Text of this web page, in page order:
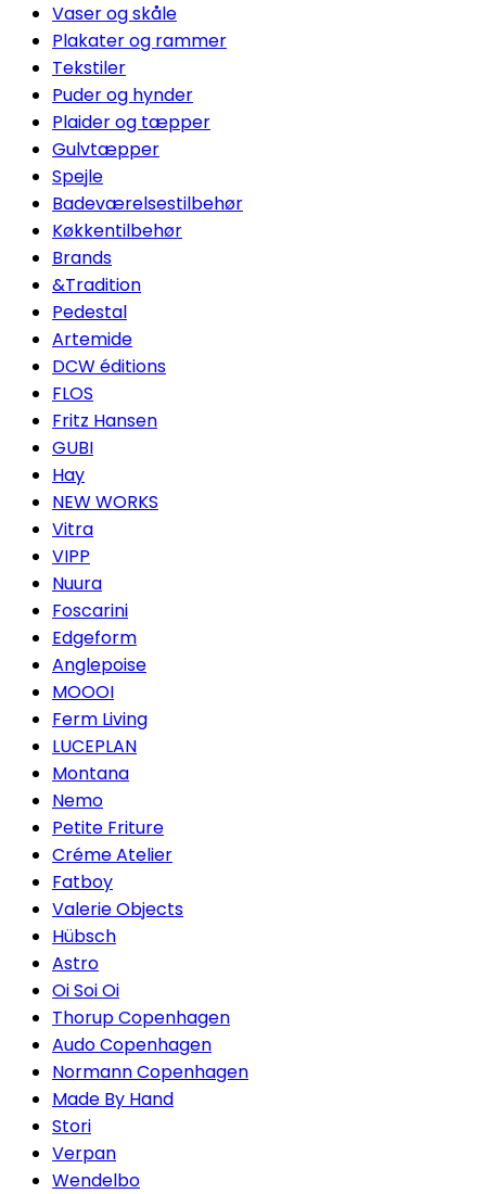
Vaser og skåle
Plakater og rammer
Tekstiler
Puder og hynder
Plaider og tæpper
Gulvtæpper
Spejle
Badeværelsestilbehør
Køkkentilbehør
Brands
&Tradition
Pedestal
Artemide
DCW éditions
FLOS
Fritz Hansen
GUBI
Hay
NEW WORKS
Vitra
VIPP
Nuura
Foscarini
Edgeform
Anglepoise
MOOOI
Ferm Living
LUCEPLAN
Montana
Nemo
Petite Friture
Créme Atelier
Fatboy
Valerie Objects
Hübsch
Astro
Oi Soi Oi
Thorup Copenhagen
Audo Copenhagen
Normann Copenhagen
Made By Hand
Stori
Verpan
Wendelbo